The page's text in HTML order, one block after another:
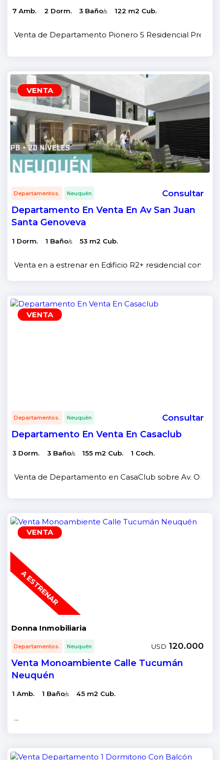
7 Amb. 2 Dorm. 3 Baño/s 122 m2 Cub.
Venta de Departamento Pionero 5 Residencial
VENTA
Departamentos. Neuquén Consultar
Departamento En Venta En Av San Juan
Santa Genoveva
1 Dorm. 1 Baño/s 53 m2 Cub.
Venta en a estrenar en Edificio R2+ residencial con 19
VENTA
Departamentos. Neuquén Consultar
Departamento En Venta En Casaclub
3 Dorm. 3 Baño/s 155 m2 Cub. 1 Coch.
Venta de Departamento en CasaClub sobre Av.
VENTA
A ESTRENAR
Donna Inmobiliaria
Departamentos. Neuquén USD 120.000
Venta Monoambiente Calle Tucumán
Neuquén
1 Amb. 1 Baño/s 45 m2 Cub.
...